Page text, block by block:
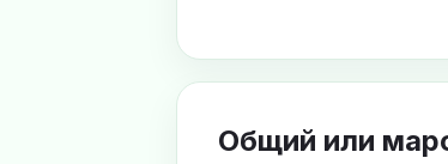
Общий или